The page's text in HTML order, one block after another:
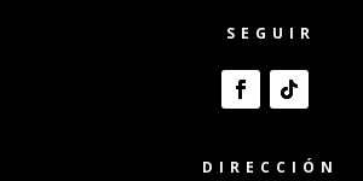
SEGUIR
DIRECCIÓN